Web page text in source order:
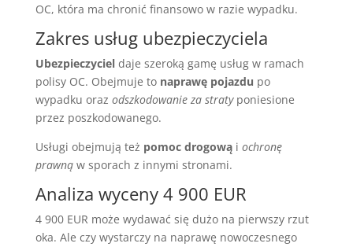
OC, która ma chronić finansowo w razie wypadku.
Zakres usług ubezpieczyciela
Ubezpieczycieldaje szeroką gamę usług w ramach
polisy OC. Obejmuje to naprawę pojazdu po
wypadku oraz odszkodowanie za stratyponiesione
przez poszkodowanego.
Usługi obejmują też pomoc drogowąi ochronę
prawnąw sporach z innymi stronami.
Analiza wyceny 4 900 EUR
4 900 EUR może wydawać się dużo na pierwszy rzut
oka. Ale czy wystarczy na naprawę nowoczesnego